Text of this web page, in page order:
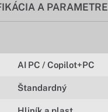
A PARAMETRE
AI PC / Copilot+PC
Štandardný